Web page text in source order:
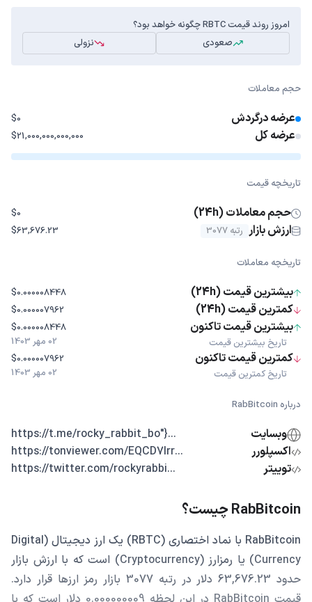
امروز روند قیمت RBTC چگونه خواهد بود؟
صعودی
نزولی
حجم معاملات
عرضه درگردش $0
عرضه کل $21,000,000,000,000
تاریخچه قیمت
حجم معاملات (24h) $0
ارزش بازار رتبه 3077 $63,676.23
تاریخچه معاملات
بیشترین قیمت (24h) $0.000008448
کمترین قیمت (24h) $0.000007962
بیشترین قیمت تاکنون
تاریخ بیشترین قیمت
$0.000008448
02 مهر 1403
کمترین قیمت تاکنون
تاریخ کمترین قیمت
$0.000007962
02 مهر 1403
درباره RabBitcoin
وبسایت
...{"https://t.me/rocky_rabbit_bo
اکسپلورر
...https://tonviewer.com/EQCD7lrr
توییتر
...https://twitter.com/rockyrabbi
RabBitcoin چیست؟
RabBitcoin با نماد اختصاری (RBTC) یک ارز دیجیتال (Digital
Currency) یا رمزارز (Cryptocurrency) است که با ارزش بازار
حدود 63,676.23 دلار در رتبه 3077 بازار رمز ارزها قرار دارد.